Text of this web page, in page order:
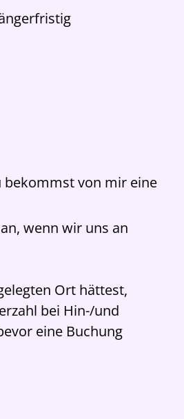
bekommst von mir eine
wenn wir uns an
Ort hättest,
bei Hin-/und
eine Buchung